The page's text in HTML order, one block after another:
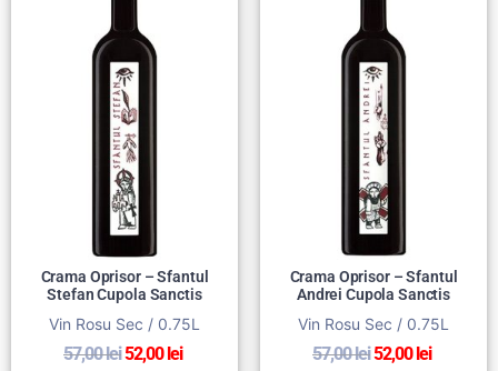
Crama Oprisor – Sfantul
Stefan Cupola Sanctis
Vin Rosu Sec / 0.75L
57,00lei52,00lei
Crama Oprisor – Sfantul
Andrei Cupola Sanctis
Vin Rosu Sec / 0.75L
57,00lei52,00lei